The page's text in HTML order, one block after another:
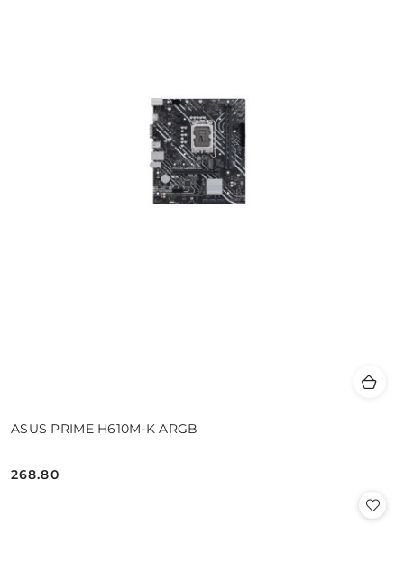
ASUS PRIME H610M-K ARGB
Cena:
268.80